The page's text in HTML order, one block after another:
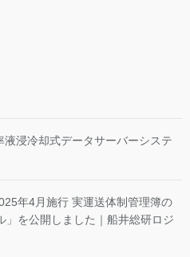
浸冷却式データサーバーシステ
年4月施行 実運送体制管理簿の
」を公開しました｜船井総研ロジ